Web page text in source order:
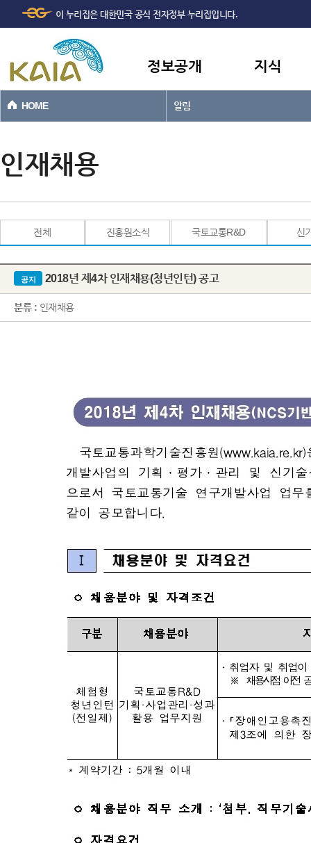
본문바로가기
이 누리집은 대한민국 공식 전자정부 누리집입니다.
정보공개 지식
HOME 알림
인재채용
전체 진흥원소식 국토교통R&D 신
공지 2018년 제4차 인재채용(청년인턴) 공고
분류 : 인재채용